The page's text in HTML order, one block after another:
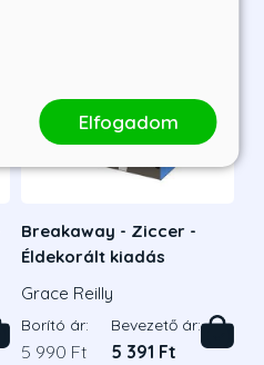
Breakaway - Ziccer -
Éldekorált kiadás
Grace Reilly
Borító ár:
5 990 Ft
Bevezető ár:
5 391 Ft
Elfogadom